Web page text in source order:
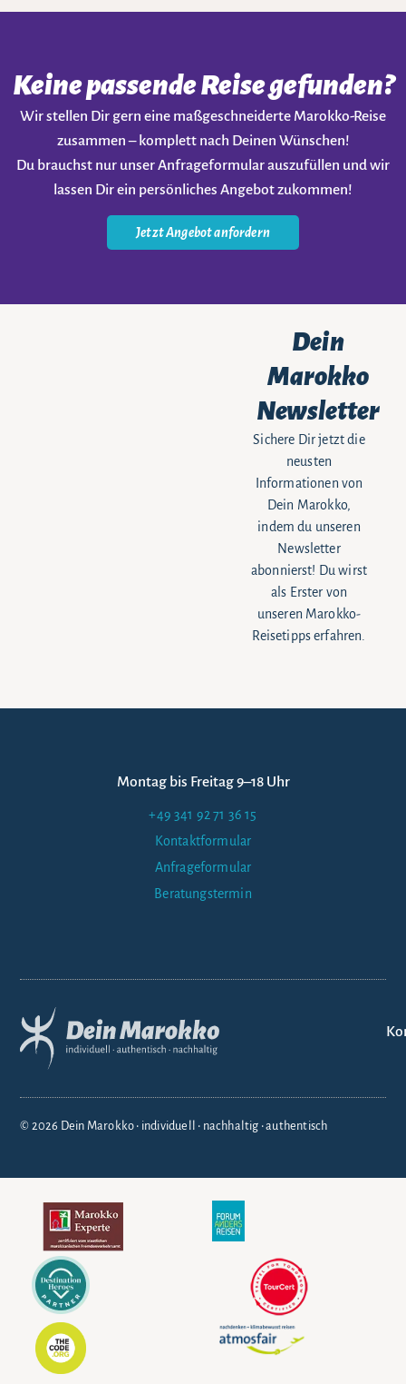
Keine passende Reise gefunden?
Wir stellen Dir gern eine maßgeschneiderte Marokko-Reise
zusammen – komplett nach Deinen Wünschen!
Du brauchst nur unser Anfrageformular auszufüllen und wir
lassen Dir ein persönliches Angebot zukommen!
Jetzt Angebot anfordern
Dein
Marokko
Newsletter
Sichere Dir jetzt die
neusten
Informationen von
Dein Marokko,
indem du unseren
Newsletter
abonnierst! Du wirst
als Erster von
unseren Marokko-
Reisetipps erfahren.
Montag bis Freitag 9–18 Uhr
+49 341 92 71 36 15
Kontaktformular
Anfrageformular
Beratungstermin
© 2026 Dein Marokko • individuell • nachhaltig • authentisch